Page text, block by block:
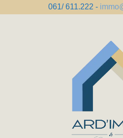
061/ 611.222 -